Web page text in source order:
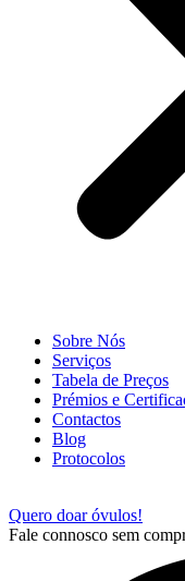
Sobre Nós
Serviços
Tabela de Preços
Prémios e
Contactos
Blog
Protocolos
Quero doar óvulos!
Fale connosco sem